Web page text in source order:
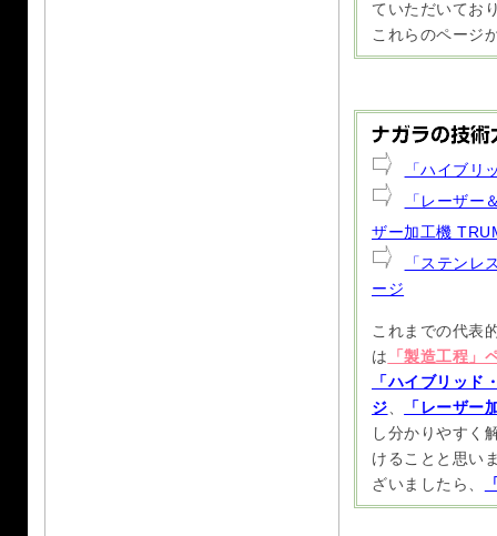
ていただいてお
これらのページ
「ハイブリ
「レーザ
ザー加工機
「ステンレ
ージ
これまでの代表
は
「製造工程」
「ハイブリッド
ジ、
「レーザー
し分かりやすく
けることと思い
ざいましたら、